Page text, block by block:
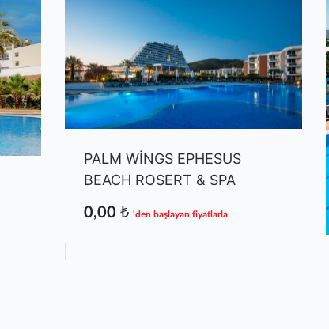
PALM WİNGS EPHESUS
BEACH ROSERT & SPA
0,00 ₺ 'den başlayan fiyatlarla